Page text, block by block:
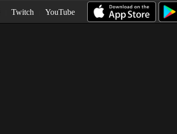
Twitch YouTube